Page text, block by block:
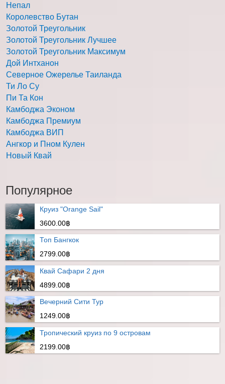
Непал
Королевство Бутан
Золотой Треугольник
Золотой Треугольник Лучшее
Золотой Треугольник Максимум
Дой Интханон
Северное Ожерелье Таиланда
Ти Ло Су
Пи Та Кон
Камбоджа Эконом
Камбоджа Премиум
Камбоджа ВИП
Ангкор и Пном Кулен
Новый Квай
Популярное
Круиз "Orange Sail"
3600.00฿
Топ Бангкок
2799.00฿
Квай Сафари 2 дня
4899.00฿
Вечерний Сити Тур
1249.00฿
Тропический круиз по 9 островам
2199.00฿